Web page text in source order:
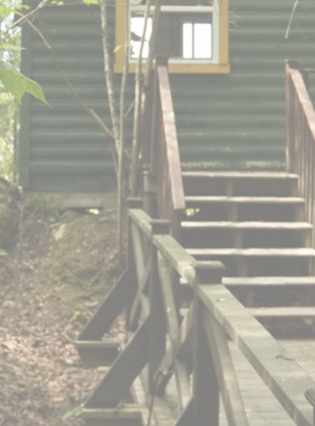
Les cookies nécessaires permettent au
site internet de se comporter
correctement en permettant des
fonctionnalités de base telles que les
connexions aux zones privées ou la
navigation sur le site.
Il n'y a pas de cookies de ce type.
Préférences
Les cookies de préférence permettent de
sauvegarder les préférences de
l'utilisateur pour la prochaine visite. Par
exemple, ils pourraient contenir la langue
Nom Fournisseur
_deCookiesConsentID
D-edge
Cookie
Consent
Remember user's
and consent
_deCookiesConsentDeleteKey
D-edge
Cookie
Consent
Remember user's
consent on Cookies
and consent
Identifier.
_deCountryResp
D-edge
Consent
Remember user's
consent on Cookies
and consent
Identifier.
_deCookiesConsent
Cookie
Consent
Remember user's
consent on Cookies
and consent